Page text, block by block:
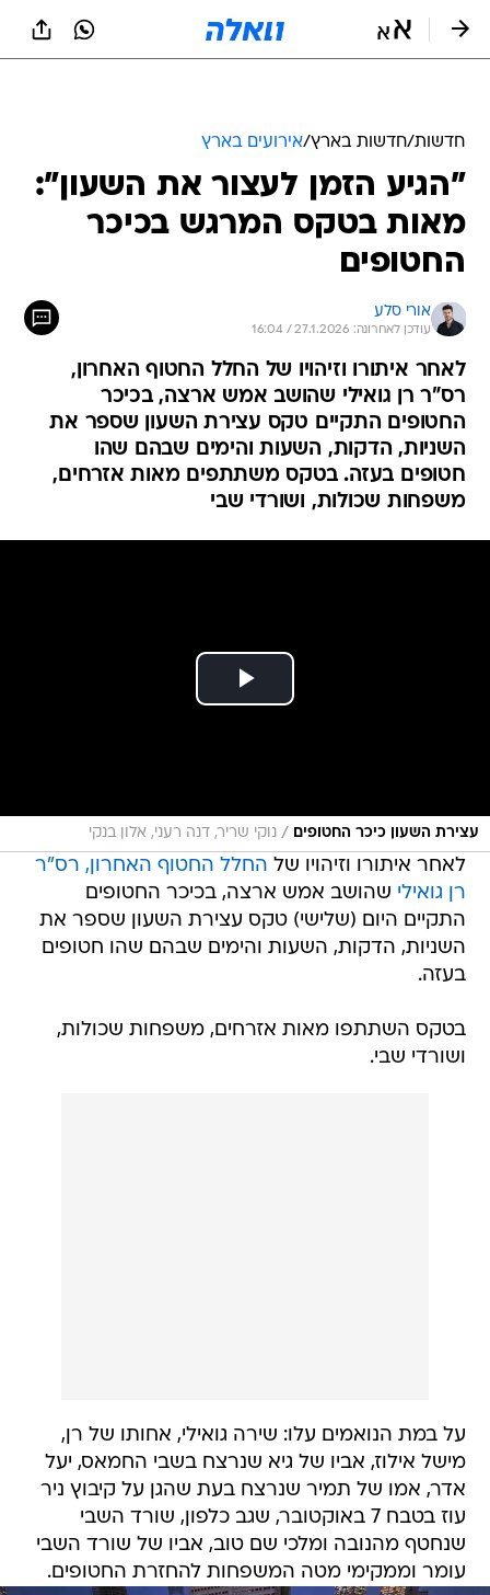
חדשות/חדשות בארץ/אירועים בארץ
"הגיע הזמן לעצור את השעון":
מאות בטקס המרגש בכיכר
החטופים
אורי סלע
עודכן לאחרונה: 27.1.2026 / 16:04
לאחר איתורו וזיהויו של החלל החטוף האחרון,
רס"ר רן גואילי שהושב אמש ארצה, בכיכר
החטופים התקיים טקס עצירת השעון שספר את
השניות, הדקות, השעות והימים שבהם שהו
חטופים בעזה. בטקס משתתפים מאות אזרחים,
משפחות שכולות, ושורדי שבי
עצירת השעון כיכר החטופים / נוקי שריר, דנה רעני, אלון בנקי
לאחר איתורו וזיהויו של החלל החטוף האחרון, רס"ר
רן גואילי שהושב אמש ארצה, בכיכר החטופים
התקיים היום (שלישי) טקס עצירת השעון שספר את
השניות, הדקות, השעות והימים שבהם שהו חטופים
בעזה.
בטקס השתתפו מאות אזרחים, משפחות שכולות,
ושורדי שבי.
על במת הנואמים עלו: שירה גואילי, אחותו של רן,
מישל אילוז, אביו של גיא שנרצח בשבי החמאס, יעל
אדר, אמו של תמיר שנרצח בעת שהגן על קיבוץ ניר
עוז בטבח 7 באוקטובר, שגב כלפון, שורד השבי
שנחטף מהנובה ומלכי שם טוב, אביו של שורד השבי
עומר וממקימי מטה המשפחות להחזרת החטופים.